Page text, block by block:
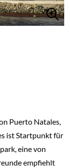
Puerto Natales,
ist Startpunkt für
eine von
empfiehlt